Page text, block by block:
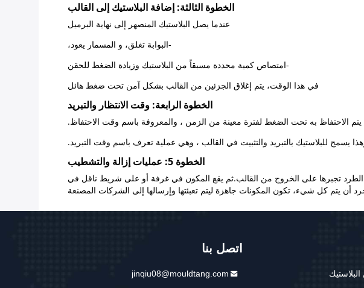
الخطوة الثالثة: إضافة البلاستيك إلى القالب
عندما يصل البلاستيك المنصهر إلى نهاية البرميل
-البوابة تغلق، و المسمار يعود،
-امتصاص كمية محددة مسبقاً من البلاستيك وزيادة الضغط للحقن
في هذا الوقت، يتم إغلاق الجزئين من القالب بشكل آمن تحت ضغط هائل
الخطوة الرابعة: وقت الانتظار والتبريد
الاحتفاظ به تحت الضغط لفترة معينة من الزمن ، والمعروفة باسم وقت الاحتفاظ.
للبلاستيك بالتبريد والتثبيت في القالب ، وهي عملية تعرف باسم وقت التبريد.
الخطوة 5: عمليات إزالة والتشطيب
الطرد تجبرها على الخروج من القالب.ثم يقع المكون في غرفة أو على شريط ناقل في
أن يتم كل شيء، تكون المكونات جاهزة ليتم تعبئتها وإرسالها إلى الشركات المصنعة
اتصل بنا
jinqiu08@mouldtang.com